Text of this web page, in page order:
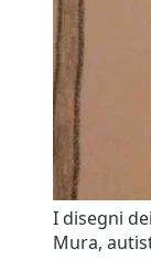
I disegni
Mura,